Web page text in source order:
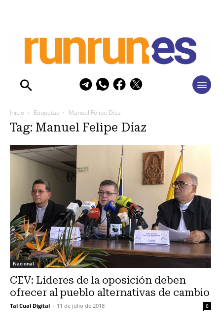
Inicio Etiquetas Manuel Felipe Díaz
Tag: Manuel Felipe Díaz
Nacional
CEV: Líderes de la oposición deben
ofrecer al pueblo alternativas de cambio
Tal Cual Digital - 11 de julio de 2018 0